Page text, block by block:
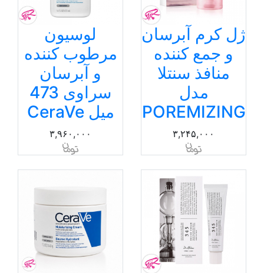
ژل کرم آبرسان
و جمع کننده
منافذ سنتلا
مدل
POREMIZING
۳,۲۴۵,۰۰۰
لوسیون
مرطوب کننده
و آبرسان
سراوی 473
میل CeraVe
۳,۹۶۰,۰۰۰